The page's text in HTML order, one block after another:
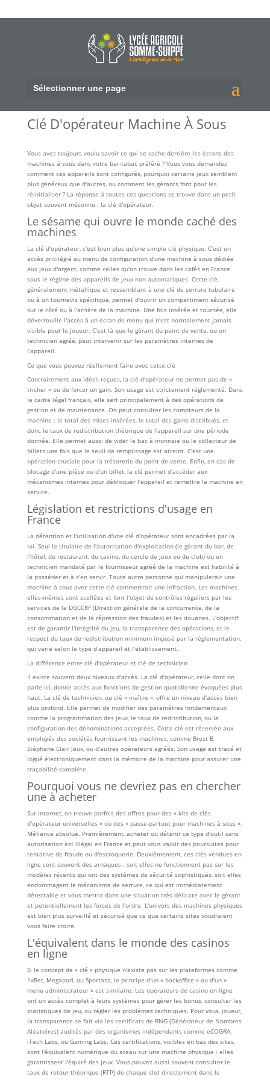
Sélectionner une page
Clé D'opérateur Machine À Sous
Vous avez toujours voulu savoir ce qui se cache derrière les écrans des
machines à sous dans votre bar-tabac préféré ? Vous vous demandez
comment ces appareils sont configurés, pourquoi certains jeux semblent
plus généreux que d'autres, ou comment les gérants font pour les
réinitialiser ? La réponse à toutes ces questions se trouve dans un petit
objet souvent méconnu : la clé d'opérateur.
Le sésame qui ouvre le monde caché des
machines
La clé d'opérateur, c'est bien plus qu'une simple clé physique. C'est un
accès privilégié au menu de configuration d'une machine à sous dédiée
aux jeux d'argent, comme celles qu'on trouve dans les cafés en France
sous le régime des appareils de jeux non automatiques. Cette clé,
généralement métallique et ressemblant à une clé de serrure tubulaire
ou à un tournevis spécifique, permet d'ouvrir un compartiment sécurisé
sur le côté ou à l'arrière de la machine. Une fois insérée et tournée, elle
déverrouille l'accès à un écran de menu qui n'est normalement jamais
visible pour le joueur. C'est là que le gérant du point de vente, ou un
technicien agréé, peut intervenir sur les paramètres internes de
l'appareil.
Ce que vous pouvez réellement faire avec cette clé
Contrairement aux idées reçues, la clé d'opérateur ne permet pas de «
tricher » ou de forcer un gain. Son usage est strictement réglementé. Dans
le cadre légal français, elle sert principalement à des opérations de
gestion et de maintenance. On peut consulter les compteurs de la
machine : le total des mises insérées, le total des gains distribués, et
donc le taux de redistribution théorique de l'appareil sur une période
donnée. Elle permet aussi de vider le bac à monnaie ou le collecteur de
billets une fois que le seuil de remplissage est atteint. C'est une
opération cruciale pour la trésorerie du point de vente. Enfin, en cas de
blocage d'une pièce ou d'un billet, la clé permet d'accéder aux
mécanismes internes pour débloquer l'appareil et remettre la machine en
service.
Législation et restrictions d'usage en
France
La détention et l'utilisation d'une clé d'opérateur sont encadrées par la
loi. Seul le titulaire de l'autorisation d'exploitation (le gérant du bar, de
l'hôtel, du restaurant, du casino, du cercle de jeux ou du club) ou un
technicien mandaté par le fournisseur agréé de la machine est habilité à
la posséder et à s'en servir. Toute autre personne qui manipulerait une
machine à sous avec cette clé commettrait une infraction. Les machines
elles-mêmes sont scellées et font l'objet de contrôles réguliers par les
services de la DGCCRF (Direction générale de la concurrence, de la
consommation et de la répression des fraudes) et les douanes. L'objectif
est de garantir l'intégrité du jeu, la transparence des opérations, et le
respect du taux de redistribution minimum imposé par la réglementation,
qui varie selon le type d'appareil et l'établissement.
La différence entre clé d'opérateur et clé de technicien
Il existe souvent deux niveaux d'accès. La clé d'opérateur, celle dont on
parle ici, donne accès aux fonctions de gestion quotidienne évoquées plus
haut. La clé de technicien, ou clé « maître », offre un niveau d'accès bien
plus profond. Elle permet de modifier des paramètres fondamentaux
comme la programmation des jeux, le taux de redistribution, ou la
configuration des dénominations acceptées. Cette clé est réservée aux
employés des sociétés fournissant les machines, comme Brest B,
Stéphane Clair Jeux, ou d'autres opérateurs agréés. Son usage est tracé et
logué électroniquement dans la mémoire de la machine pour assurer une
traçabilité complète.
Pourquoi vous ne devriez pas en chercher
une à acheter
Sur internet, on trouve parfois des offres pour des « kits de clés
d'opérateur universelles » ou des « passe-partout pour machines à sous ».
Méfiance absolue. Premièrement, acheter ou détenir ce type d'outil sans
autorisation est illégal en France et peut vous valoir des poursuites pour
tentative de fraude ou d'escroquerie. Deuxièmement, ces clés vendues en
ligne sont souvent des arnaques : soit elles ne fonctionnent pas sur les
modèles récents qui ont des systèmes de sécurité sophistiqués, soit elles
endommagent le mécanisme de serrure, ce qui est immédiatement
détectable et vous mettra dans une situation très délicate avec le gérant
et potentiellement les forces de l'ordre. L'univers des machines physiques
est bien plus surveillé et sécurisé que ce que certains sites voudraient
vous faire croire.
L'équivalent dans le monde des casinos
en ligne
Si le concept de « clé » physique n'existe pas sur les plateformes comme
1xBet, Megapari, ou Sportaza, le principe d'un « backoffice » ou d'un «
menu administrateur » est similaire. Les opérateurs de casino en ligne
ont un accès complet à leurs systèmes pour gérer les bonus, consulter les
statistiques de jeu, ou régler les problèmes techniques. Pour vous, joueur,
la transparence se fait via les certificats de RNG (Générateur de Nombres
Aléatoires) audités par des organismes indépendants comme eCOGRA,
iTech Labs, ou Gaming Labs. Ces certifications, visibles en bas des sites,
sont l'équivalent numérique du sceau sur une machine physique : elles
garantissent l'équité des jeux. Vous pouvez aussi souvent consulter le
taux de retour théorique (RTP) de chaque slot directement dans le